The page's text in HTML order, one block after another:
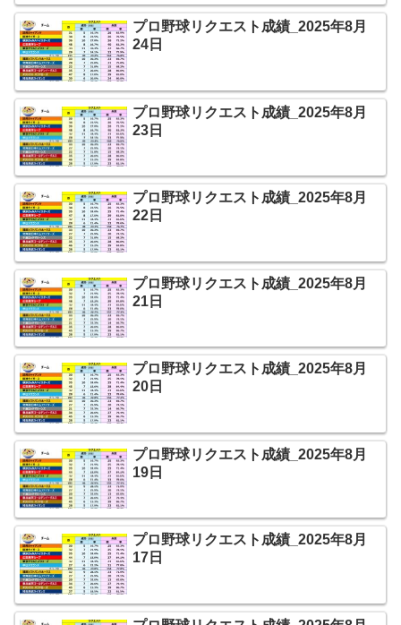
プロ野球リクエスト成績_2025年8月
24日
プロ野球リクエスト成績_2025年8月
23日
プロ野球リクエスト成績_2025年8月
22日
プロ野球リクエスト成績_2025年8月
21日
プロ野球リクエスト成績_2025年8月
20日
プロ野球リクエスト成績_2025年8月
19日
プロ野球リクエスト成績_2025年8月
17日